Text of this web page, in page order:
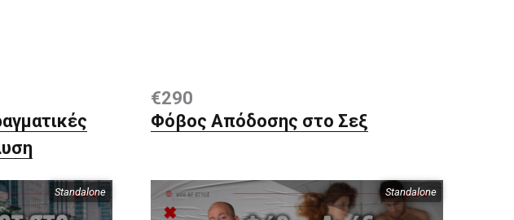
Standalone
€290
Φόβος Απόδοσης στο Σεξ
Standalone